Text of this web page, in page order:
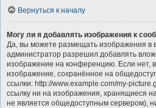
Вернуться к началу
Могу ли я добавлять изображения к
Да, вы можете размещать изображения в
администратор разрешил добавлять
изображение на конференцию. Если нет,
изображение, сохранённое на
ссылки: http://www.example.com/my-
ссылку ни на изображения, хранящиеся
не является общедоступным сервером),